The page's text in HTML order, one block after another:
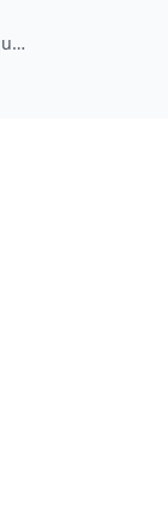
D6723 Tracolla Jacquard Tyger Eye